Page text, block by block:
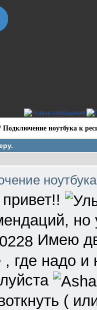
Подключение нoутбука к
но
Имею
, где надо и
(